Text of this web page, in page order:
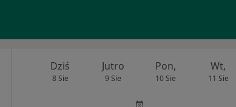
Dziś
8 Sie
Jutro
9 Sie
Pon,
10 Sie
Wt,
11 Sie